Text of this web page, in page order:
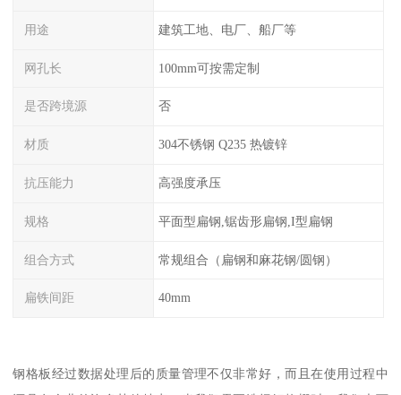
用途 建筑工地、电厂、船厂等
网孔长 100mm可按需定制
是否跨境源 否
材质 304不锈钢 Q235 热镀锌
抗压能力 高强度承压
规格 平面型扁钢,锯齿形扁钢,I型扁钢
组合方式 常规组合（扁钢和麻花钢/圆钢）
扁铁间距 40mm
钢格板经过数据处理后的质量管理不仅非常好，而且在使用过程中